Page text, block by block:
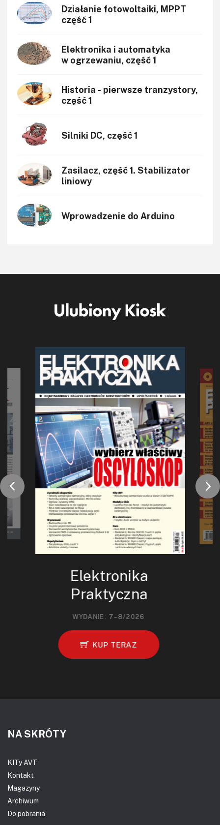
Transformatory
Wyświetlacze
Wzmacniacze
Działanie fotowoltaiki, MPPT
część 1
Elektronika i automatyka
w ogrzewaniu, część 1
Historia - pierwsze tranzystory,
część 1
Silniki DC, część 1
Zasilacz, część 1. Stabilizator
liniowy
Wprowadzenie do Arduino
Elektronika
Praktyczna
WYDANIE: 7–8/2026
KUP TERAZ
NA SKRÓTY
KITy AVT
Kontakt
Magazyny
Archiwum
Do pobrania